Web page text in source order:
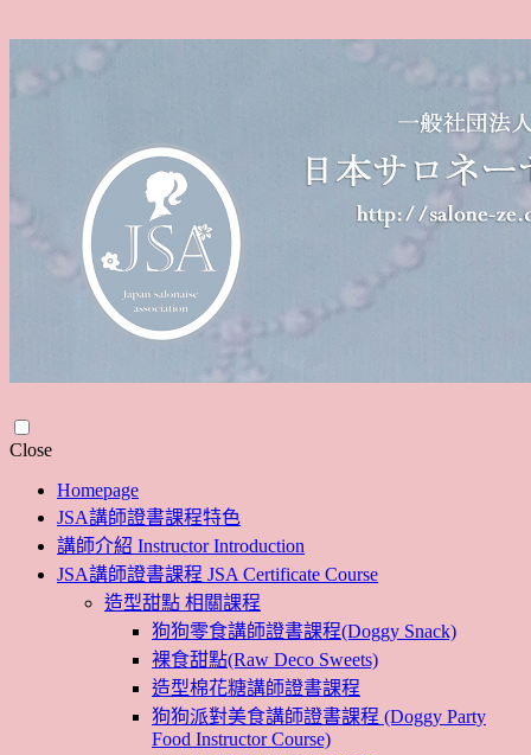
CloseSkip
content
Homepage
JSA講師證書課程特色
講師介紹 Instructor Introduction
JSA講師證書課程 JSA Certificate Course
造型甜點 相關課程
狗狗零食講師證書課程(Doggy Snack)
裸食甜點(Raw Deco Sweets)
造型棉花糖講師證書課程
狗狗派對美食講師證書課程 (Doggy Party
Food Instructor Course)